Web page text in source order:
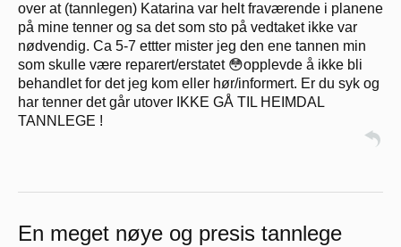
over at (tannlegen) Katarina var helt fraværende i planene
på mine tenner og sa det som sto på vedtaket ikke var
nødvendig. Ca 5-7 ettter mister jeg den ene tannen min
som skulle være reparert/erstatet 😳opplevde å ikke bli
behandlet for det jeg kom eller hør/informert. Er du syk og
har tenner det går utover IKKE GÅ TIL HEIMDAL
TANNLEGE !
En meget nøye og presis tannlege